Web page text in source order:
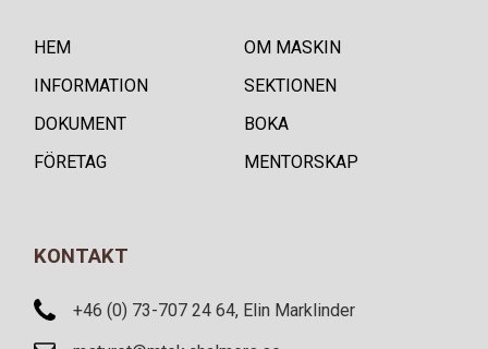
HEM
OM MASKIN
INFORMATION
SEKTIONEN
DOKUMENT
BOKA
FÖRETAG
MENTORSKAP
KONTAKT
+46 (0) 73-707 24 64, Elin Marklinder